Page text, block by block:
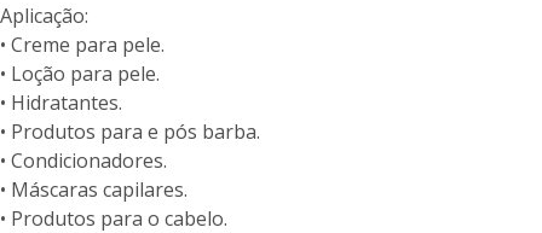
Aplicação:
• Creme para pele.
• Loção para pele.
• Hidratantes.
• Produtos para e pós barba.
• Condicionadores.
• Máscaras capilares.
• Produtos para o cabelo.